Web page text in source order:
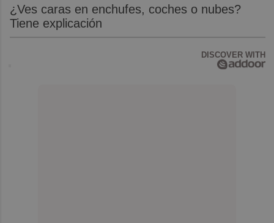
¿Ves caras en enchufes, coches o nubes?
Tiene explicación
DISCOVER WITH